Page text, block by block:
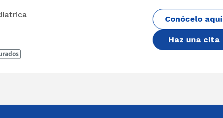
Conócelo aquí
Haz una cita